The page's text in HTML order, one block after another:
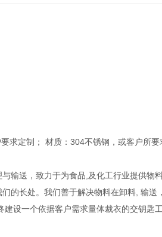
求定制； 材质：304不锈钢，或客户所要
输送，致力于为食品,及化工行业提供物
的长处。我们善于解决物料在卸料, 输送
设一个依据客户需求量体裁衣的交钥匙工